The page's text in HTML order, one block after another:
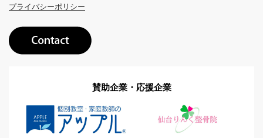
プライバシーポリシー
賛助企業・応援企業